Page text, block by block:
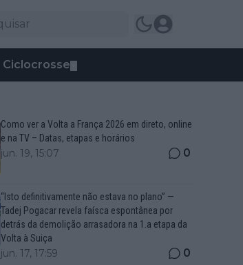
Ciclocrosse
Como ver a Volta a França 2026 em direto, online
e na TV – Datas, etapas e horários
jun. 19, 15:07 0
“Isto definitivamente não estava no plano” —
Tadej Pogacar revela faísca espontânea por
detrás da demolição arrasadora na 1.a etapa da
Volta à Suiça
jun. 17, 17:59 0